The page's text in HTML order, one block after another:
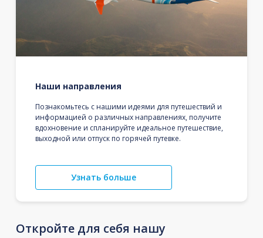
Наши направления
Познакомьтесь с нашими идеями для путешествий и
информацией о различных направлениях, получите
вдохновение и спланируйте идеальное путешествие,
выходной или отпуск по горячей путевке.
Узнать больше
Откройте для себя нашу